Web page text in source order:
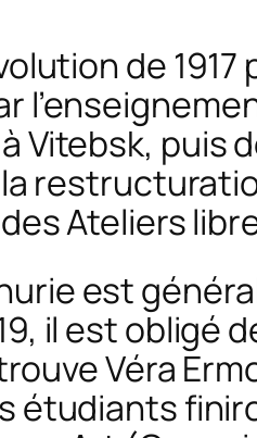
de
Vitebsk, puis
Ateliers
est
il est obligé
Véra
étudiants